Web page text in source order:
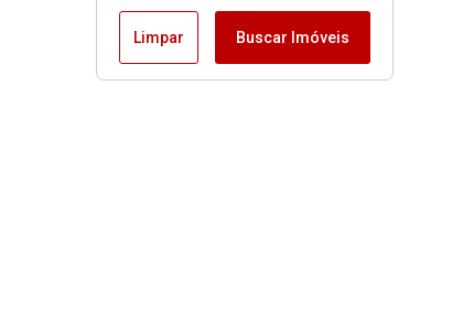
Limpar Buscar Imóveis